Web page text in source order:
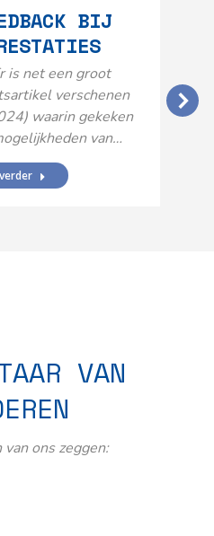
BIJ
is net een groot
verschenen
waarin gekeken
van…
VAN
ons zeggen: